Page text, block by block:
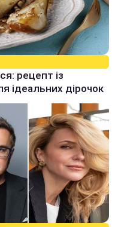
рецепт із
ідеальних дірочок